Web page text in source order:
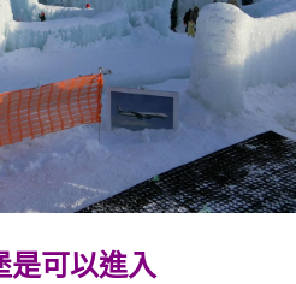
是可以進入